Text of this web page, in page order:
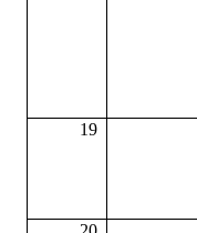
19